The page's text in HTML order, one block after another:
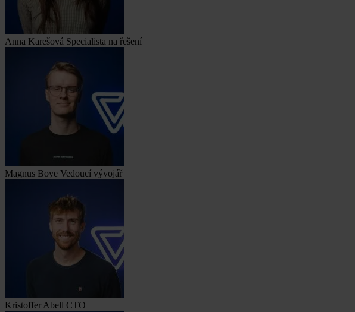
Anna Karešová Specialista na řešení
Magnus Boye Vedoucí vývojář
Kristoffer Abell CTO